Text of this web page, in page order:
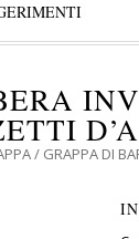
/ GRAPPA DI